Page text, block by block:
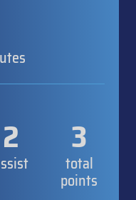
2 3
total
points